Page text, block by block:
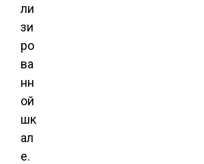
ли
зи
ро
ва
нн
ой
шк
ал
е.